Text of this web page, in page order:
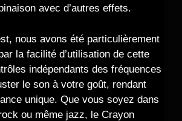
avec d’autres effets.
nous avons été particulièrement
la facilité d’utilisation de cette
indépendants des fréquences
le son à votre goût, rendant
unique. Que vous soyez dans
ou même jazz, le Crayon